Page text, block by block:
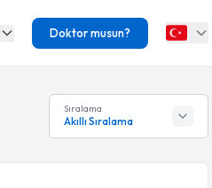
Doktor musun?
Sıralama
Akıllı Sıralama